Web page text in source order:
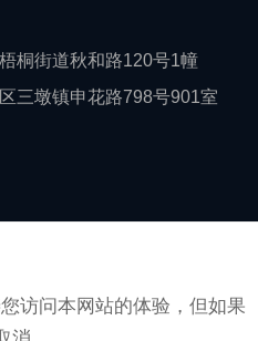
访问本网站的体验，但如果
桐街道秋和路120号1幢
三墩镇申花路798号901室
(浙江)有限责任公司版权
号 Powered by zhulu